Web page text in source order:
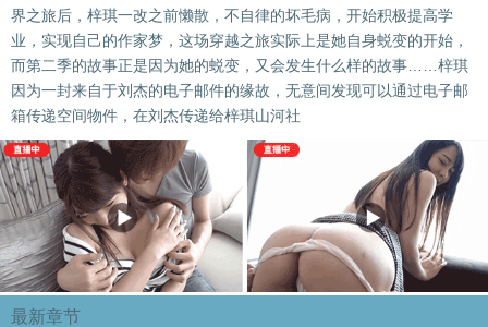
界之旅后，梓琪一改之前懒散，不自律的坏毛病，开始积极提高学
业，实现自己的作家梦，这场穿越之旅实际上是她自身蜕变的开始，
而第二季的故事正是因为她的蜕变，又会发生什么样的故事……梓琪
因为一封来自于刘杰的电子邮件的缘故，无意间发现可以通过电子邮
箱传递空间物件，在刘杰传递给梓琪山河社
最新章节